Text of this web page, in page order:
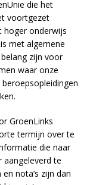
die het
voortgezet
hoger onderwijs
met algemene
zijn voor
waar onze
GroenLinks
termijn over te
die naar
te
nota’s zijn dan